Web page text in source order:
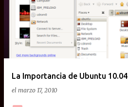
La Importancia de Ubuntu 10.04
el marzo 17, 2010